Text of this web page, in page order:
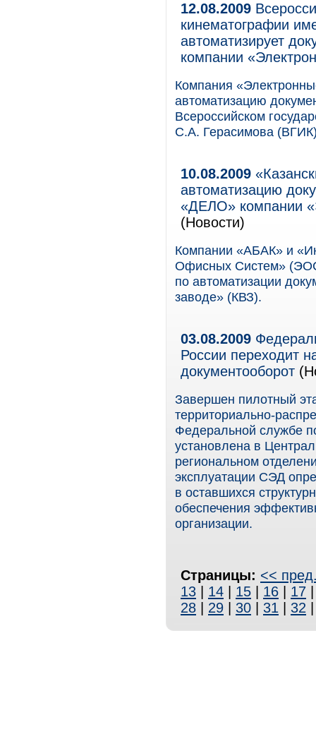
12.08.2009
кинематографии
автоматизирует
компании
Компания
автоматизацию
Всероссийском
С.А. Герасимова
10.08.2009
автоматизацию
«ДЕЛО» компании
(Новости)
Компании «АБАК» и
Офисных Систем»
по автоматизации
заводе» (КВЗ).
03.08.2009
России переходит
документооборот
Завершен пилотный
территориально-
Федеральной службе
установлена в
региональном
эксплуатации СЭД
в оставшихся
обеспечения
организации.
Страницы: <<
13
14 15 16 17
28
29 30 31 32